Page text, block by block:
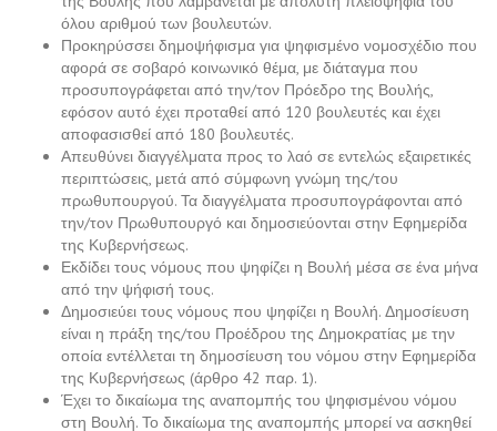
όλου αριθμού των βουλευτών.
Προκηρύσσει δημοψήφισμα για ψηφισμένο νομοσχέδιο που
αφορά σε σοβαρό κοινωνικό θέμα, με διάταγμα που
προσυπογράφεται από την/τον Πρόεδρο της Βουλής,
εφόσον αυτό έχει προταθεί από 120 βουλευτές και έχει
αποφασισθεί από 180 βουλευτές.
Απευθύνει διαγγέλματα προς το λαό σε εντελώς εξαιρετικές
περιπτώσεις, μετά από σύμφωνη γνώμη της/του
πρωθυπουργού. Τα διαγγέλματα προσυπογράφονται από
την/τον Πρωθυπουργό και δημοσιεύονται στην Εφημερίδα
της Κυβερνήσεως.
Εκδίδει τους νόμους που ψηφίζει η Βουλή μέσα σε ένα μήνα
από την ψήφισή τους.
Δημοσιεύει τους νόμους που ψηφίζει η Βουλή. Δημοσίευση
είναι η πράξη της/του Προέδρου της Δημοκρατίας με την
οποία εντέλλεται τη δημοσίευση του νόμου στην Εφημερίδα
της Κυβερνήσεως (άρθρο 42 παρ. 1).
Έχει το δικαίωμα της αναπομπής του ψηφισμένου νόμου
στη Βουλή. Το δικαίωμα της αναπομπής μπορεί να ασκηθεί